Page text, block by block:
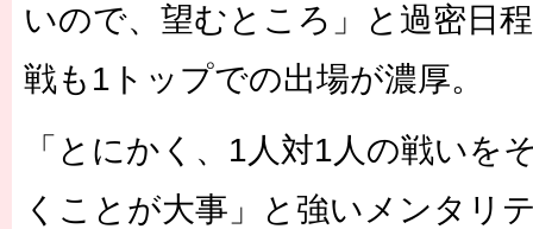
いので、望むところ」と過密日
戦も1トップでの出場が濃厚。
「とにかく、1人対1人の戦いを
くことが大事」と強いメンタリ